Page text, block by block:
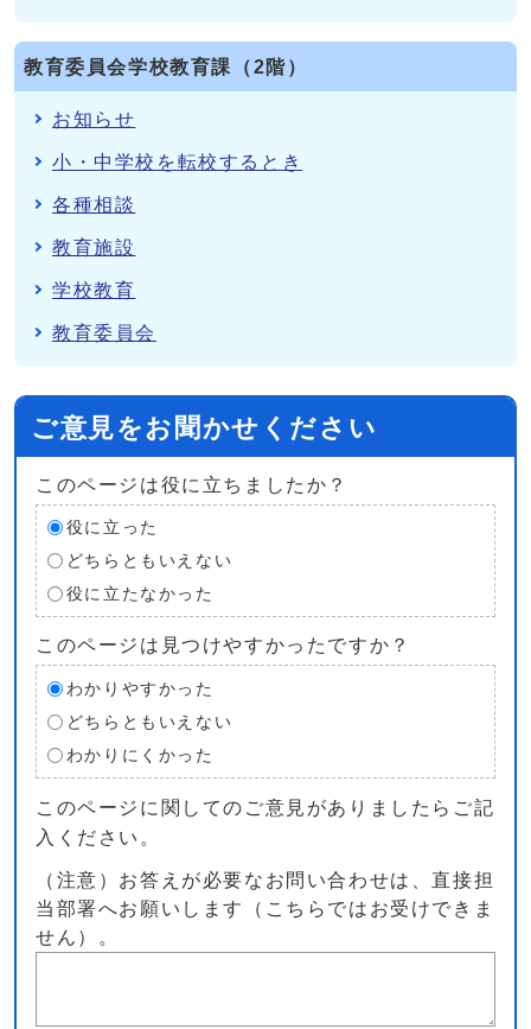
教育委員会学校教育課（2階）
お知らせ
小・中学校を転校するとき
各種相談
教育施設
学校教育
教育委員会
ご意見をお聞かせください
このページは役に立ちましたか？
役に立った
どちらともいえない
役に立たなかった
このページは見つけやすかったですか？
わかりやすかった
どちらともいえない
わかりにくかった
このページに関してのご意見がありましたらご記
入ください。
（注意）お答えが必要なお問い合わせは、直接担
当部署へお願いします（こちらではお受けできま
せん）。